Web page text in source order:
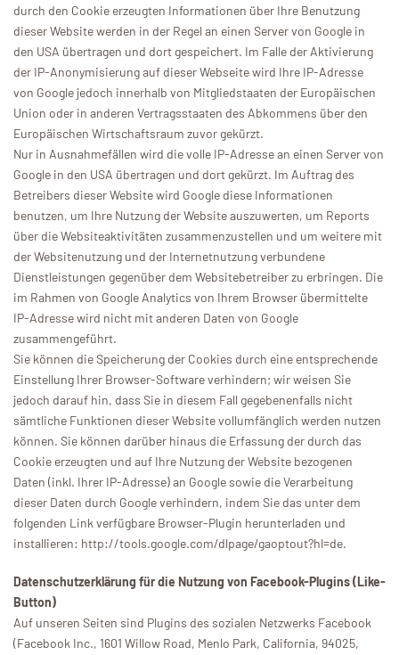
durch den Cookie erzeugten Informationen über Ihre Benutzung
dieser Website werden in der Regel an einen Server von Google in
den USA übertragen und dort gespeichert. Im Falle der Aktivierung
der IP-Anonymisierung auf dieser Webseite wird Ihre IP-Adresse
von Google jedoch innerhalb von Mitgliedstaaten der Europäischen
Union oder in anderen Vertragsstaaten des Abkommens über den
Europäischen Wirtschaftsraum zuvor gekürzt.
Nur in Ausnahmefällen wird die volle IP-Adresse an einen Server von
Google in den USA übertragen und dort gekürzt. Im Auftrag des
Betreibers dieser Website wird Google diese Informationen
benutzen, um Ihre Nutzung der Website auszuwerten, um Reports
über die Websiteaktivitäten zusammenzustellen und um weitere mit
der Websitenutzung und der Internetnutzung verbundene
Dienstleistungen gegenüber dem Websitebetreiber zu erbringen. Die
im Rahmen von Google Analytics von Ihrem Browser übermittelte
IP-Adresse wird nicht mit anderen Daten von Google
zusammengeführt.
Sie können die Speicherung der Cookies durch eine entsprechende
Einstellung Ihrer Browser-Software verhindern; wir weisen Sie
jedoch darauf hin, dass Sie in diesem Fall gegebenenfalls nicht
sämtliche Funktionen dieser Website vollumfänglich werden nutzen
können. Sie können darüber hinaus die Erfassung der durch das
Cookie erzeugten und auf Ihre Nutzung der Website bezogenen
Daten (inkl. Ihrer IP-Adresse) an Google sowie die Verarbeitung
dieser Daten durch Google verhindern, indem Sie das unter dem
folgenden Link verfügbare Browser-Plugin herunterladen und
installieren: http://tools.google.com/dlpage/gaoptout?hl=de.
Datenschutzerklärung für die Nutzung von Facebook-Plugins (Like-
Button)
Auf unseren Seiten sind Plugins des sozialen Netzwerks Facebook
(Facebook Inc., 1601 Willow Road, Menlo Park, California, 94025,